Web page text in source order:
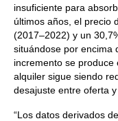
insuficiente para
últimos años, el precio
(2017–2022) y un
situándose por encima
incremento se
alquiler sigue siendo
desajuste entre oferta y
“Los datos derivados